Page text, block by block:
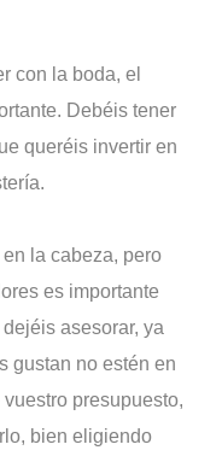
con la boda, el
Debéis tener
queréis invertir en
la cabeza, pero
es importante
asesorar, ya
gustan no estén en
presupuesto,
bien eligiendo